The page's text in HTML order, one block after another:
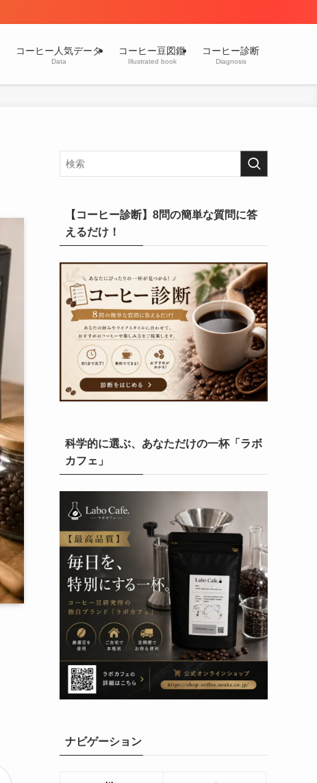
コーヒー人気データ
Data
コーヒー豆図鑑
Illustrated book
コーヒー診断
Diagnosis
【コーヒー診断】8問の簡単な質問に答
えるだけ！
科学的に選ぶ、あなただけの一杯「ラボ
カフェ」
ナビゲーション